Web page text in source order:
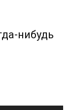
нибудь